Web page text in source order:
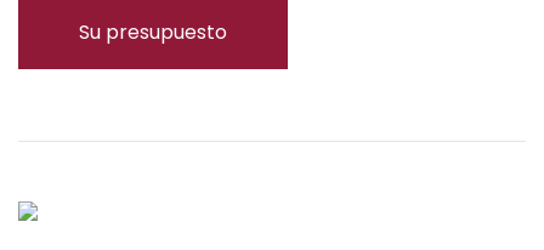
Su presupuesto